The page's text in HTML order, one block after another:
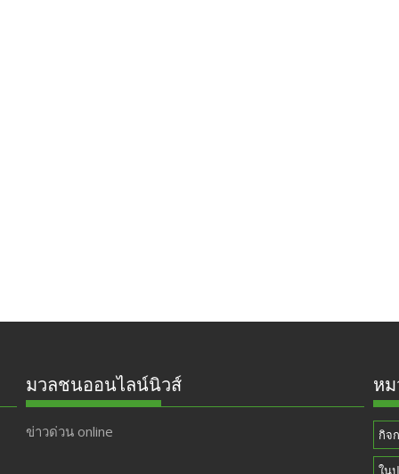
มวลชนออนไลน์นิวส์
ข่าวด่วน online
ห
กิจ